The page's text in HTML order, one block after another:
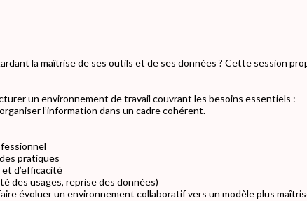
la maîtrise de ses outils et de ses données ? Cette session
un environnement de travail couvrant les besoins essentiels :
l’information dans un cadre cohérent.
pratiques
d’efficacité
des usages, reprise des données)
évoluer un environnement collaboratif vers un modèle plus